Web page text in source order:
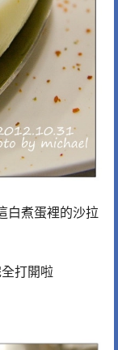
白煮蛋裡的沙拉
打開啦